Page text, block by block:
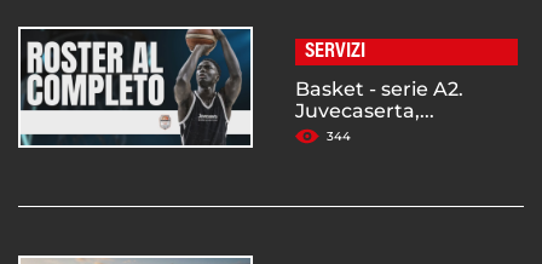
SERVIZI
Basket - serie A2.
Juvecaserta,...
344